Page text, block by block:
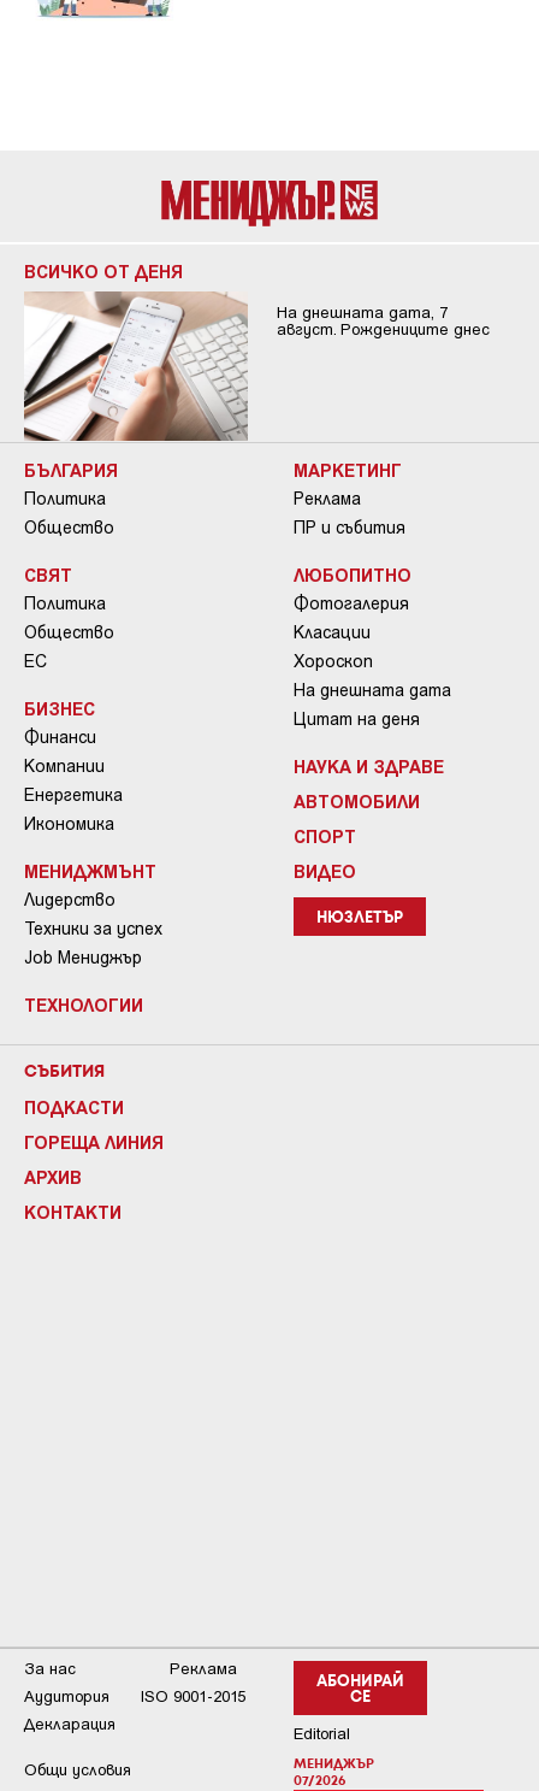
ВСИЧКО ОТ ДЕНЯ
На днешната дата, 7
август. Рождениците днес
БЪЛГАРИЯ
Политика
Общество
СВЯТ
Политика
Общество
ЕС
БИЗНЕС
Финанси
Компании
Енергетика
Икономика
МЕНИДЖМЪНТ
Лидерство
Техники за успех
Job Мениджър
ТЕХНОЛОГИИ
МАРКЕТИНГ
Реклама
ПР и събития
ЛЮБОПИТНО
Фотогалерия
Класации
Хороскоп
На днешната дата
Цитат на деня
НАУКА И ЗДРАВЕ
АВТОМОБИЛИ
СПОРТ
ВИДЕО
НЮЗЛЕТЪР
СЪБИТИЯ
ПОДКАСТИ
ГОРЕЩА ЛИНИЯ
АРХИВ
КОНТАКТИ
АБОНИРАЙ
СЕ
Editorial
МЕНИДЖЪР
07/2026
За нас
Реклама
Аудитория
ISO 9001-2015
Декларация
Общи условия